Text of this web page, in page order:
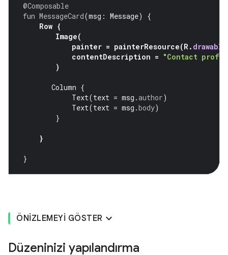
@Composable
fun MessageCard(msg : Message)
{
Row {
Image(
painter = painterResource(R. drawable
contentDescription = "Contact
)
Column {
Text(text = msg .author)
Text(text = msg .body)
}
}
}
ÖNIZLEMEYI GÖSTER
Düzeninizi yapılandırma